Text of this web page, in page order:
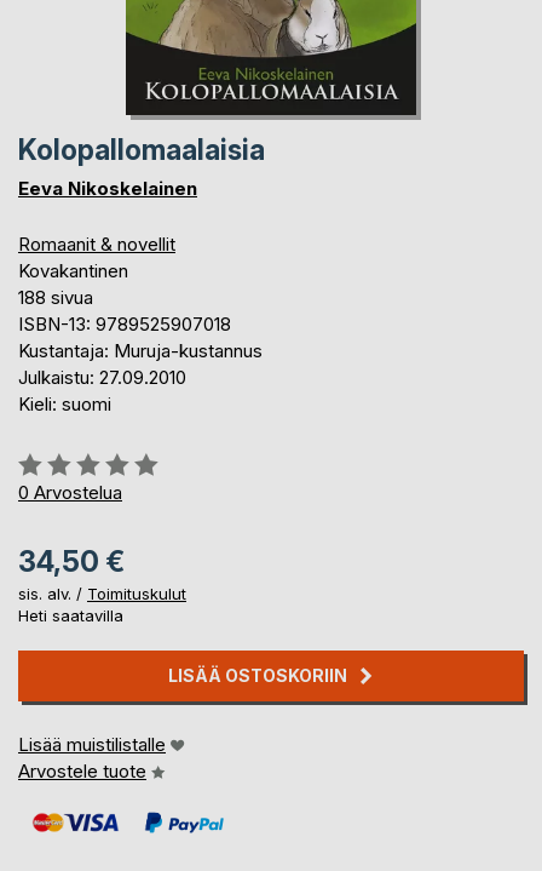
Kolopallomaalaisia
Eeva Nikoskelainen
Romaanit & novellit
Kovakantinen
188 sivua
ISBN-13: 9789525907018
Kustantaja: Muruja-kustannus
Julkaistu: 27.09.2010
Kieli: suomi
Arvostelu::
0%
0 Arvostelua
34,50 €
sis. alv. / Toimituskulut
Heti saatavilla
LISÄÄ OSTOSKORIIN
Lisää muistilistalle
Arvostele tuote